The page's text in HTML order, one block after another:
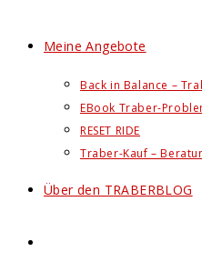
Meine Angebote
Back in Balance –
EBook Traber-
RESET RIDE
Traber-Kauf –
Über den TRABERBLOG